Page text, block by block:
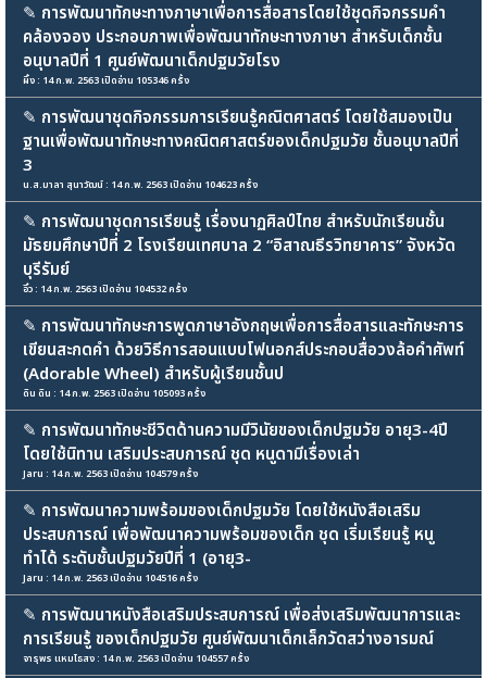
✎ การพัฒนาทักษะทางภาษาเพื่อการสื่อสารโดยใช้ชุดกิจกรรมคำ
คล้องจอง ประกอบภาพเพื่อพัฒนาทักษะทางภาษา สำหรับเด็กชั้น
อนุบาลปีที่ 1 ศูนย์พัฒนาเด็กปฐมวัยโรง
ผึ้ง : 14 ก.พ. 2563 เปิดอ่าน 105346 ครั้ง
✎ การพัฒนาชุดกิจกรรมการเรียนรู้คณิตศาสตร์ โดยใช้สมองเป็น
ฐานเพื่อพัฒนาทักษะทางคณิตศาสตร์ของเด็กปฐมวัย ชั้นอนุบาลปีที่
3
น.ส.มาลา สุนาวัฒน์ : 14 ก.พ. 2563 เปิดอ่าน 104623 ครั้ง
✎ การพัฒนาชุดการเรียนรู้ เรื่องนาฏศิลป์ไทย สำหรับนักเรียนชั้น
มัธยมศึกษาปีที่ 2 โรงเรียนเทศบาล 2 “อิสาณธีรวิทยาคาร” จังหวัด
บุรีรัมย์
อิ๋ว : 14 ก.พ. 2563 เปิดอ่าน 104532 ครั้ง
✎ การพัฒนาทักษะการพูดภาษาอังกฤษเพื่อการสื่อสารและทักษะการ
เขียนสะกดคำ ด้วยวิธีการสอนแบบโฟนอกส์ประกอบสื่อวงล้อคำศัพท์
(Adorable Wheel) สำหรับผู้เรียนชั้นป
ดิน ดิน : 14 ก.พ. 2563 เปิดอ่าน 105093 ครั้ง
✎ การพัฒนาทักษะชีวิตด้านความมีวินัยของเด็กปฐมวัย อายุ3-4ปี
โดยใช้นิทาน เสริมประสบการณ์ ชุด หนูดามีเรื่องเล่า
Jaru : 14 ก.พ. 2563 เปิดอ่าน 104579 ครั้ง
✎ การพัฒนาความพร้อมของเด็กปฐมวัย โดยใช้หนังสือเสริม
ประสบการณ์ เพื่อพัฒนาความพร้อมของเด็ก ชุด เริ่มเรียนรู้ หนู
ทำได้ ระดับชั้นปฐมวัยปีที่ 1 (อายุ3-
Jaru : 14 ก.พ. 2563 เปิดอ่าน 104516 ครั้ง
✎ การพัฒนาหนังสือเสริมประสบการณ์ เพื่อส่งเสริมพัฒนาการและ
การเรียนรู้ ของเด็กปฐมวัย ศูนย์พัฒนาเด็กเล็กวัดสว่างอารมณ์
จารุพร แหมไธสง : 14 ก.พ. 2563 เปิดอ่าน 104557 ครั้ง